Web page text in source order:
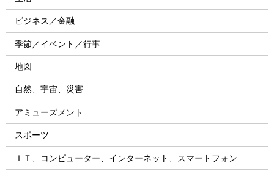
ビジネス／金融
季節／イベント／行事
地図
自然、宇宙、災害
アミューズメント
スポーツ
ＩＴ、コンピューター、インターネット、スマートフォン